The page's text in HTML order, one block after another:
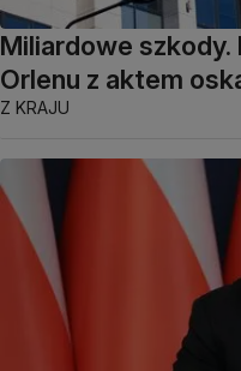
Miliardowe szkody.
Orlenu z aktem
Z KRAJU